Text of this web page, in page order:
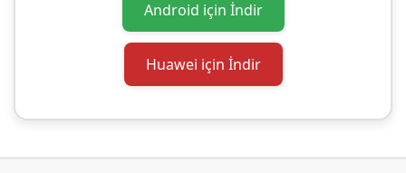
Android için İndir
Huawei için İndir